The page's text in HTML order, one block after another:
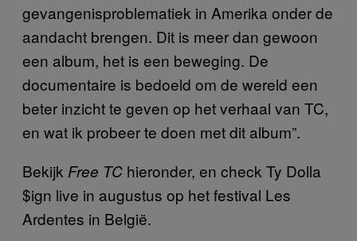
gevangenisproblematiek in Amerika onder de
aandacht brengen. Dit is meer dan gewoon
een album, het is een beweging. De
documentaire is bedoeld om de wereld een
beter inzicht te geven op het verhaal van TC,
en wat ik probeer te doen met dit album”.
Bekijk Free TC hieronder, en check Ty Dolla
$ign live in augustus op het festival Les
Ardentes in België.